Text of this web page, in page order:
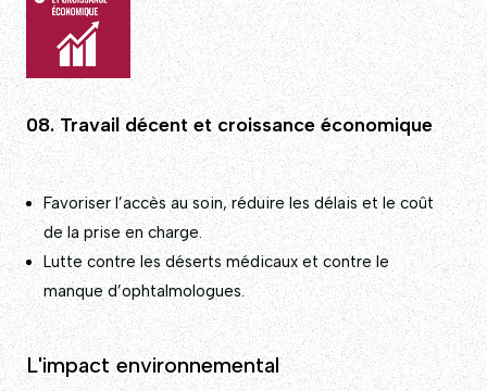
08. Travail décent et croissance économique
Favoriser l’accès au soin, réduire les délais et le coût
de la prise en charge.
Lutte contre les déserts médicaux et contre le
manque d’ophtalmologues.
L'impact environnemental